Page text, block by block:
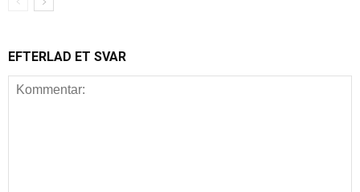
EFTERLAD ET SVAR